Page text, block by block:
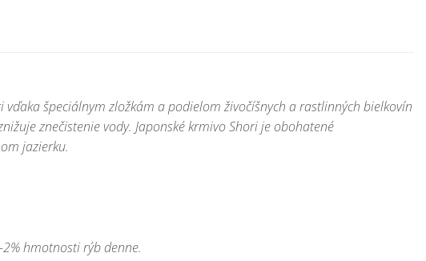
špeciálnym zložkám a podielom živočíšnych a rastlinných bielkovín
znečistenie vody. Japonské krmivo Shori je obohatené
jazierku.
hmotnosti rýb denne.